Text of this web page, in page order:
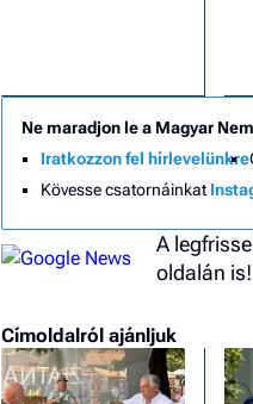
Ne maradjon le a Magyar
Iratkozzon fel hírlevelünkre
Kövesse csatornáinkat
A
oldalán is!
Címoldalról ajánljuk